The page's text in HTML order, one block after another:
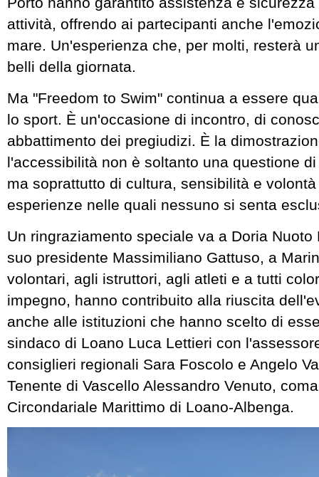
attività, offrendo ai partecipanti anche
mare. Un'esperienza che, per molti, resterà
belli della giornata.
Ma "Freedom to Swim" continua a essere
lo sport. È un'occasione di incontro, di
abbattimento dei pregiudizi. È la
l'accessibilità non è soltanto una questione
ma soprattutto di cultura, sensibilità e
esperienze nelle quali nessuno si senta
Un ringraziamento speciale va a Doria Nuoto
suo presidente Massimiliano Gattuso, a
volontari, agli istruttori, agli atleti e a tutti
impegno, hanno contribuito alla riuscita
anche alle istituzioni che hanno scelto di
sindaco di Loano Luca Lettieri con
consiglieri regionali Sara Foscolo e Angelo
Tenente di Vascello Alessandro Venuto,
Circondariale Marittimo di Loano-Albenga.